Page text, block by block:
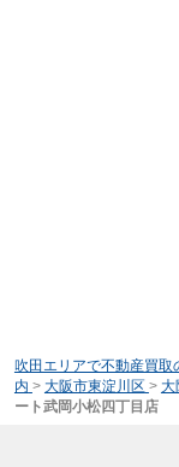
吹田エリアで不動産買取
内 > 大阪市東淀川区 > 大
ート武岡小松四丁目店